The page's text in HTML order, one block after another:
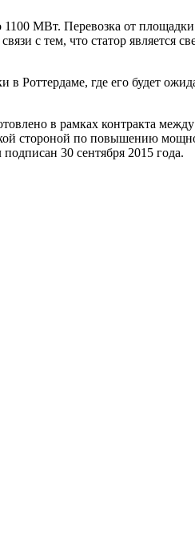
МВт. Перевозка от площадки
с тем, что статор является
Роттердаме, где его будет
в рамках контракта
стороной по повышению
30 сентября 2015 года.